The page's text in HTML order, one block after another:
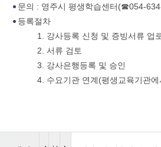
문의 : 영주시 평생학습센터(☎054-
등록절차
1. 강사등록 신청 및 증빙서류 업
2. 서류 검토
3. 강사은행등록 및 승인
4. 수요기관 연계(평생교육기관